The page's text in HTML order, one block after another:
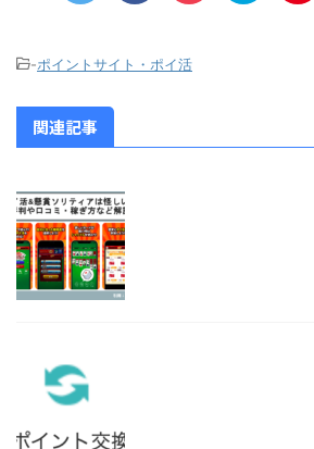
-ポイントサイト・ポイ活
関連記事